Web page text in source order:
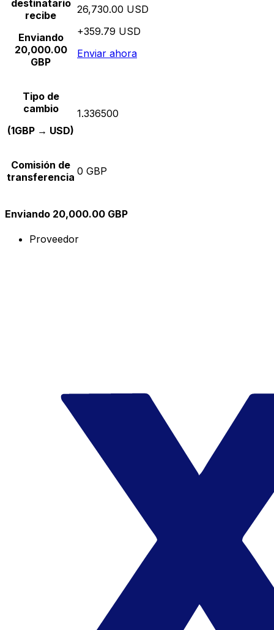
destinatario
recibe
Enviando
20,000.00
GBP
26,730.00 USD
+359.79 USD
Enviar ahora
Tipo de
cambio
(1GBP → USD)
1.336500
Comisión de
transferencia 0 GBP
Enviando 20,000.00 GBP
Proveedor